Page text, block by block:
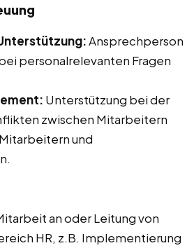
Ansprechperson
personalrelevanten Fragen
Unterstützung bei der
zwischen Mitarbeitern
und
an oder Leitung von
HR, z.B. Implementierung